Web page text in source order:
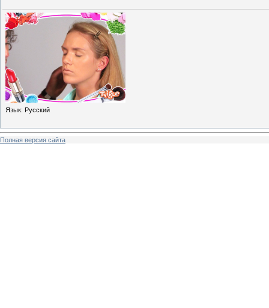
Язык: Русский
Полная версия сайта